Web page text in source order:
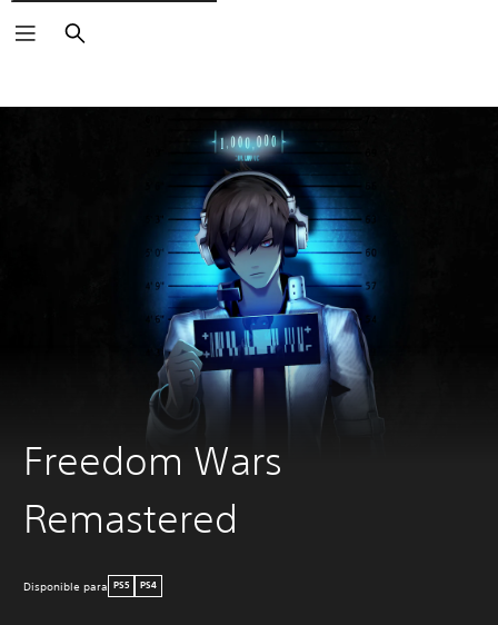
Buscar
Freedom Wars
Remastered
Disponible para PS5 PS4